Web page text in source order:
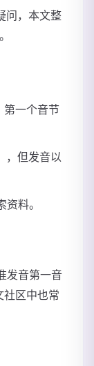
问，本文整
一个音节
，但发音以
料。
发音第一音
区中也常